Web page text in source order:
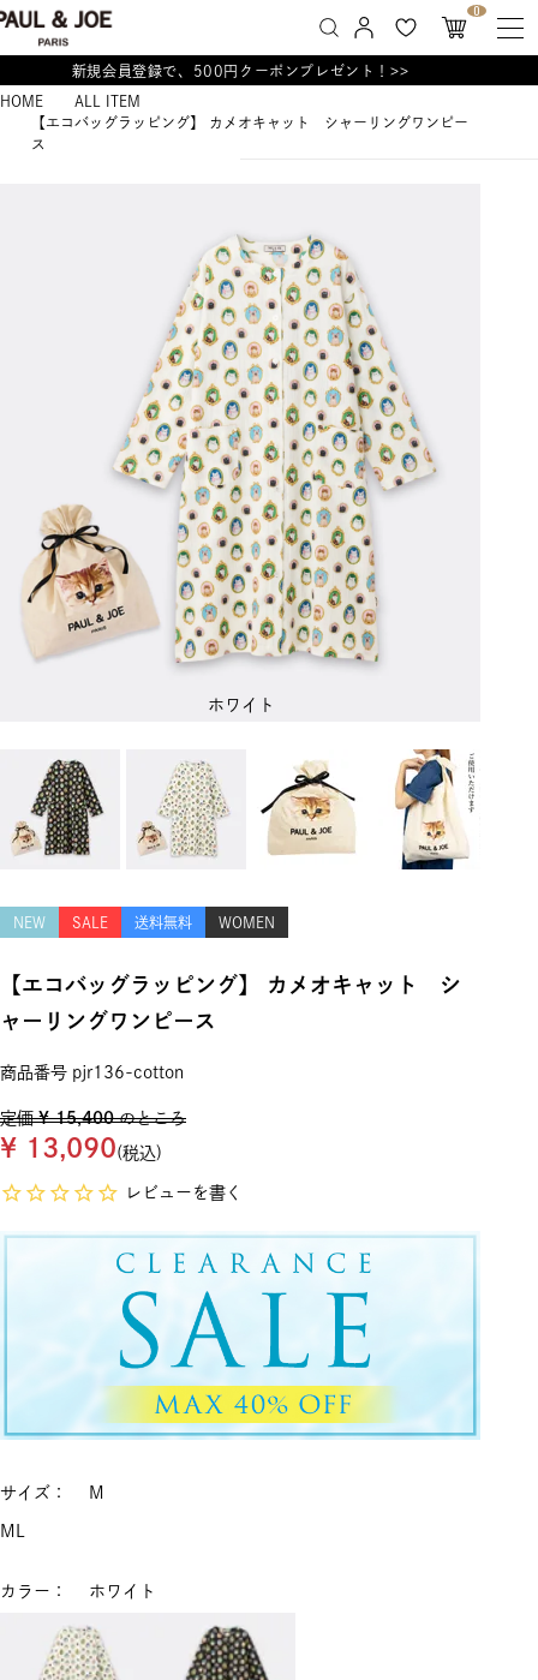
0
新規会員登録で、500円クーポンプレゼント！>>
HOME
ALL ITEM
【エコバッグラッピング】 カメオキャット シャーリングワンピー
ス
ホワイト
NEW SALE 送料無料 WOMEN
【エコバッグラッピング】 カメオキャット シ
ャーリングワンピース
商品番号 pjr136-cotton
定価 ¥ 15,400 のところ
¥ 13,090 税込
レビューを書く
サイズ M
M
カラー ホワイト